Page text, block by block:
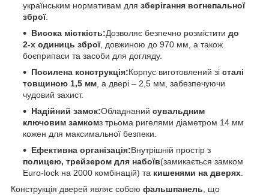
українським нормативам для зберігання вогнепальної
зброї.
Висока місткість:Дозволяє безпечно розмістити до
2-х одиниць зброї, довжиною до 970 мм, а також
боєприпаси та засоби для догляду.
Посилена конструкція:Корпус виготовлений зі сталі
товщиною 1,5 мм, а двері – 2,5 мм, забезпечуючи
чудовий захист.
Надійний замок:Обладнаний сувальдним
ключовим замкомз трьома ригелями діаметром 14 мм
кожен для максимальної безпеки.
Ефективна організація:Внутрішній простір з
полицею, трейзером для набоїв(замикається замком
Euro-lock на 2000 комбінацій) та кишенями на дверях.
Конструкція дверей являє собою фальшпанель, що